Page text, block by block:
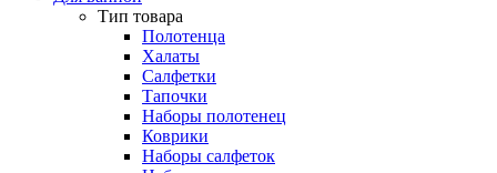
Тип товара
Полотенца
Халаты
Салфетки
Тапочки
Наборы полотенец
Коврики
Наборы салфеток